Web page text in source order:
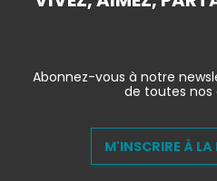
Abonnez-vous à notre
de toutes nos
M'INSCRIRE À LA